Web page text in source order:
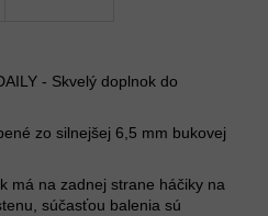
- Skvelý doplnok do
zo silnejšej 6,5 mm bukovej
má na zadnej strane háčiky na
súčasťou balenia sú